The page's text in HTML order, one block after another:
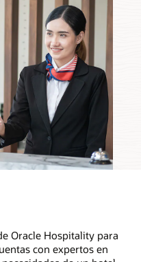
Oracle Hospitality para
con expertos en